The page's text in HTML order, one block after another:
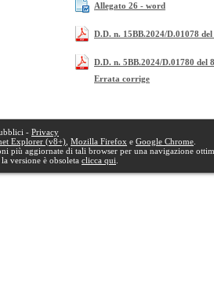
Allegato 26 - word
D.D. n. 15BB.2024/D.01078
D.D. n. 5BB.2024/D.01780 del
Errata corrige
- Privacy
Explorer (v8+) Mozilla Firefox e Google Chrome
più aggiornate di tali browser per una navigazione
versione è obsoleta clicca qui